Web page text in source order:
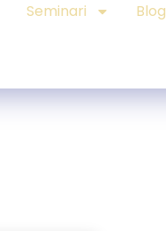
Seminari Blog